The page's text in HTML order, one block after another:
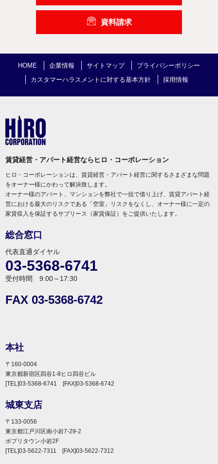
資料請求
HOME 企業情報 サイトマップ
プライバシーポリシー
カスタマーハラスメントに対する基本方針
採用情報
賃貸経営・アパート経営ならヒロ・コーポレーション
ヒロ・コーポレーションは、賃貸経営・アパート経営に関するさまざまな問題
をオーナー様にかわって解決致します。
オーナー様のアパート、マンションを弊社で一括で借り上げ、賃貸アパート経
営における最大のリスクである「空室」リスクをなくし、オーナー様に一定の
家賃収入を保証するサブリース（家賃保証）をご提供いたします。
総合窓口
代表直通ダイヤル
03-5368-6741
受付時間 9:00～17:30
FAX 03-5368-6742
本社
〒160-0004
東京都新宿区四谷1-8ヒロ四谷ビル
[TEL]03-5368-6741 [FAX]03-5368-6742
城東支店
〒133-0056
東京都江戸川区南小岩7-29-2
ポプリタウン小岩2F
[TEL]03-5622-7311 [FAX]03-5622-7312